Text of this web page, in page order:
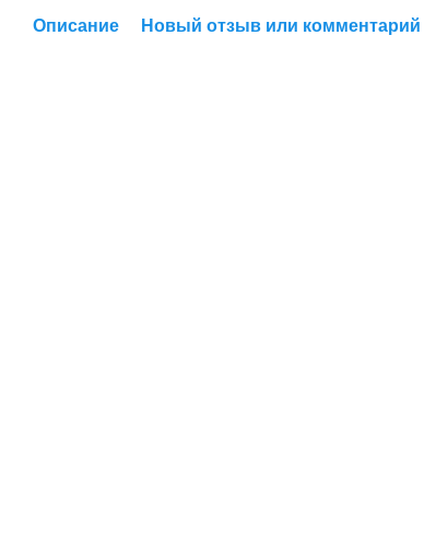
Описание Новый отзыв или комментарий